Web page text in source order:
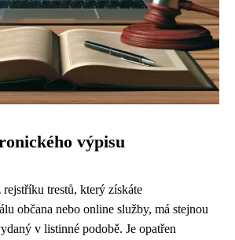
výpisu
trestů, který získáte
občana nebo online služby, má stejnou
v listinné podobě. Je opatřen